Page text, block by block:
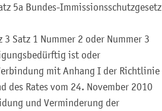
5a Bundes-Immissionsschutzgesetz
Satz 1 Nummer 2 oder Nummer 3
ist oder
mit Anhang I der Richtlinie
des Rates vom 24. November 2010
und Verminderung der